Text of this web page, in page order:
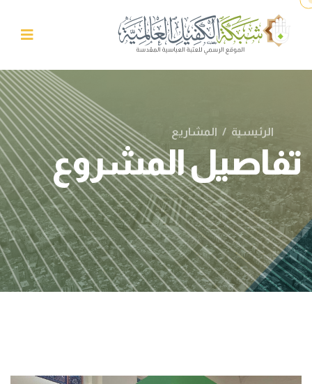
الرئيسية / المشاريع
تفاصيل المشروع